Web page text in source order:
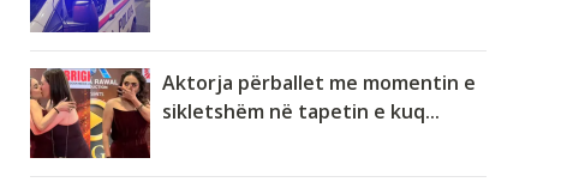
Aktorja përballet me momentin e
sikletshëm në tapetin e kuq...